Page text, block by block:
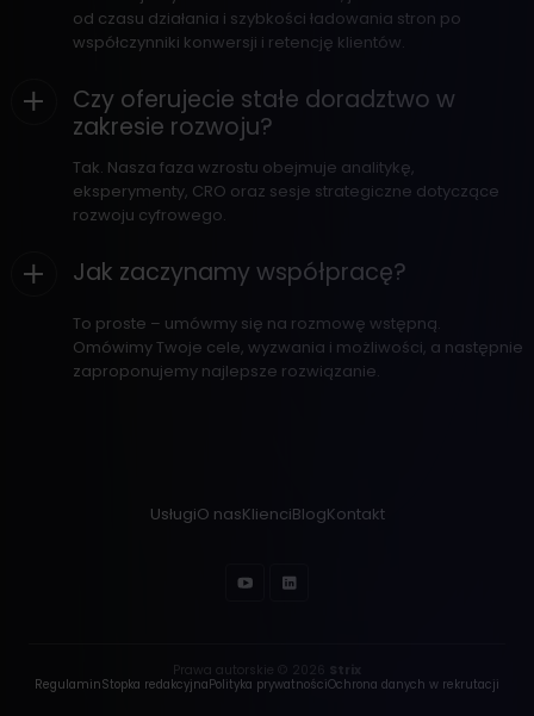
od czasu działania i szybkości ładowania stron po
współczynniki konwersji i retencję klientów.
Czy oferujecie stałe doradztwo w
zakresie rozwoju?
Tak. Nasza faza wzrostu obejmuje analitykę,
eksperymenty, CRO oraz sesje strategiczne dotyczące
rozwoju cyfrowego.
Jak zaczynamy współpracę?
To proste – umówmy się na rozmowę wstępną.
Omówimy Twoje cele, wyzwania i możliwości, a następnie
zaproponujemy najlepsze rozwiązanie.
UsługiO nasKlienciBlogKontakt
Prawa autorskie © 2026
RegulaminStopka redakcyjna Polityka prywatnościOchrona danych w rekrutacji